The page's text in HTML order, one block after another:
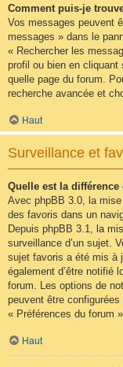
Comment puis-je
Vos messages peuvent
messages » dans le
« Rechercher les
profil ou bien en cliquant
quelle page du forum.
recherche avancée et
Haut
Surveillance et
Quelle est la
Avec phpBB 3.0, la
des favoris dans un
Depuis phpBB 3.1, la
surveillance d’un sujet.
sujet favoris a été mis à
également d’être notifié
forum. Les options de
peuvent être configurées
« Préférences du forum
Haut